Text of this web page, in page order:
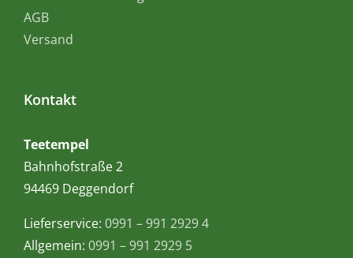
AGB
Versand
Kontakt
Teetempel
Bahnhofstraße 2
94469 Deggendorf
Lieferservice: 0991 – 991 2929 4
Allgemein: 0991 – 991 2929 5